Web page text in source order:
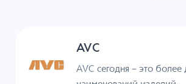
AVC
AVC сегодня – это более